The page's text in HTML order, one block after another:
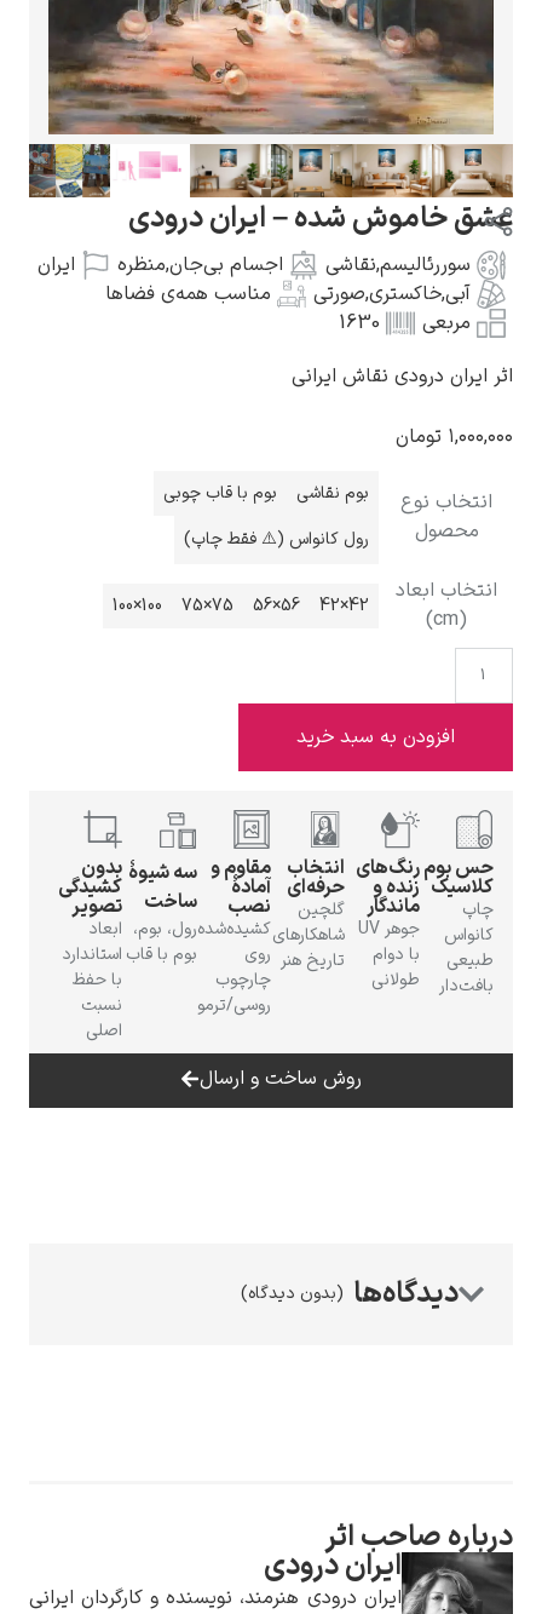
گوستاو کلیمت
ادوارد مونک
کامی پیسارو
ادوارد هاپر
ادگار دگا
لودویگ دویچ
پل سزان
شده – ایران درودی
نقاشی اجسام بی‌جان,منظره
ایران
,صورتی
مناسب همه‌ی فضاها
1630
نقاش ایرانی
بوم نقاشی
بوم با قاب چوبی
رول کانواس (⚠️ فقط چاپ)
56×56
75×75
100×100
به سبد خرید
انتخاب
حرفه‌ای
گلچین
شاهکارهای
تاریخ هنر
مقاوم و
آمادهٔ
نصب
کشیده‌شده
روی
چارچوب
سه شیوهٔ
ساخت
رول، بوم،
بوم با قاب
بدون
کشیدگی
تصویر
ابعاد
استاندارد
با حفظ
نسبت
روش ساخت و ارسال
(بدون دیدگاه)
اثر
ایران درودی
ایران درودی هنرمند، نویسنده و کارگردان ایرانی